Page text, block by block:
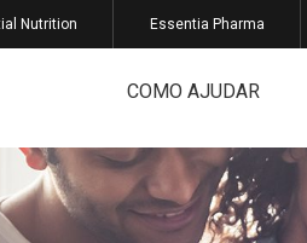
Nutrition Essentia Pharma
COMO AJUDAR